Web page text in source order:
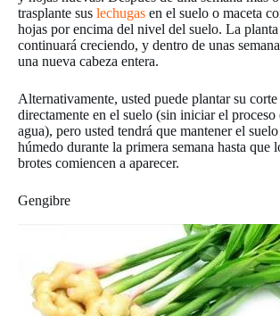
trasplante sus lechugas en el suelo o maceta
hojas por encima del nivel del suelo. La planta
continuará creciendo, y dentro de unas
una nueva cabeza entera.
Alternativamente, usted puede plantar su corte
directamente en el suelo (sin iniciar el proceso
agua), pero usted tendrá que mantener el
húmedo durante la primera semana hasta que
brotes comiencen a aparecer.
Gengibre